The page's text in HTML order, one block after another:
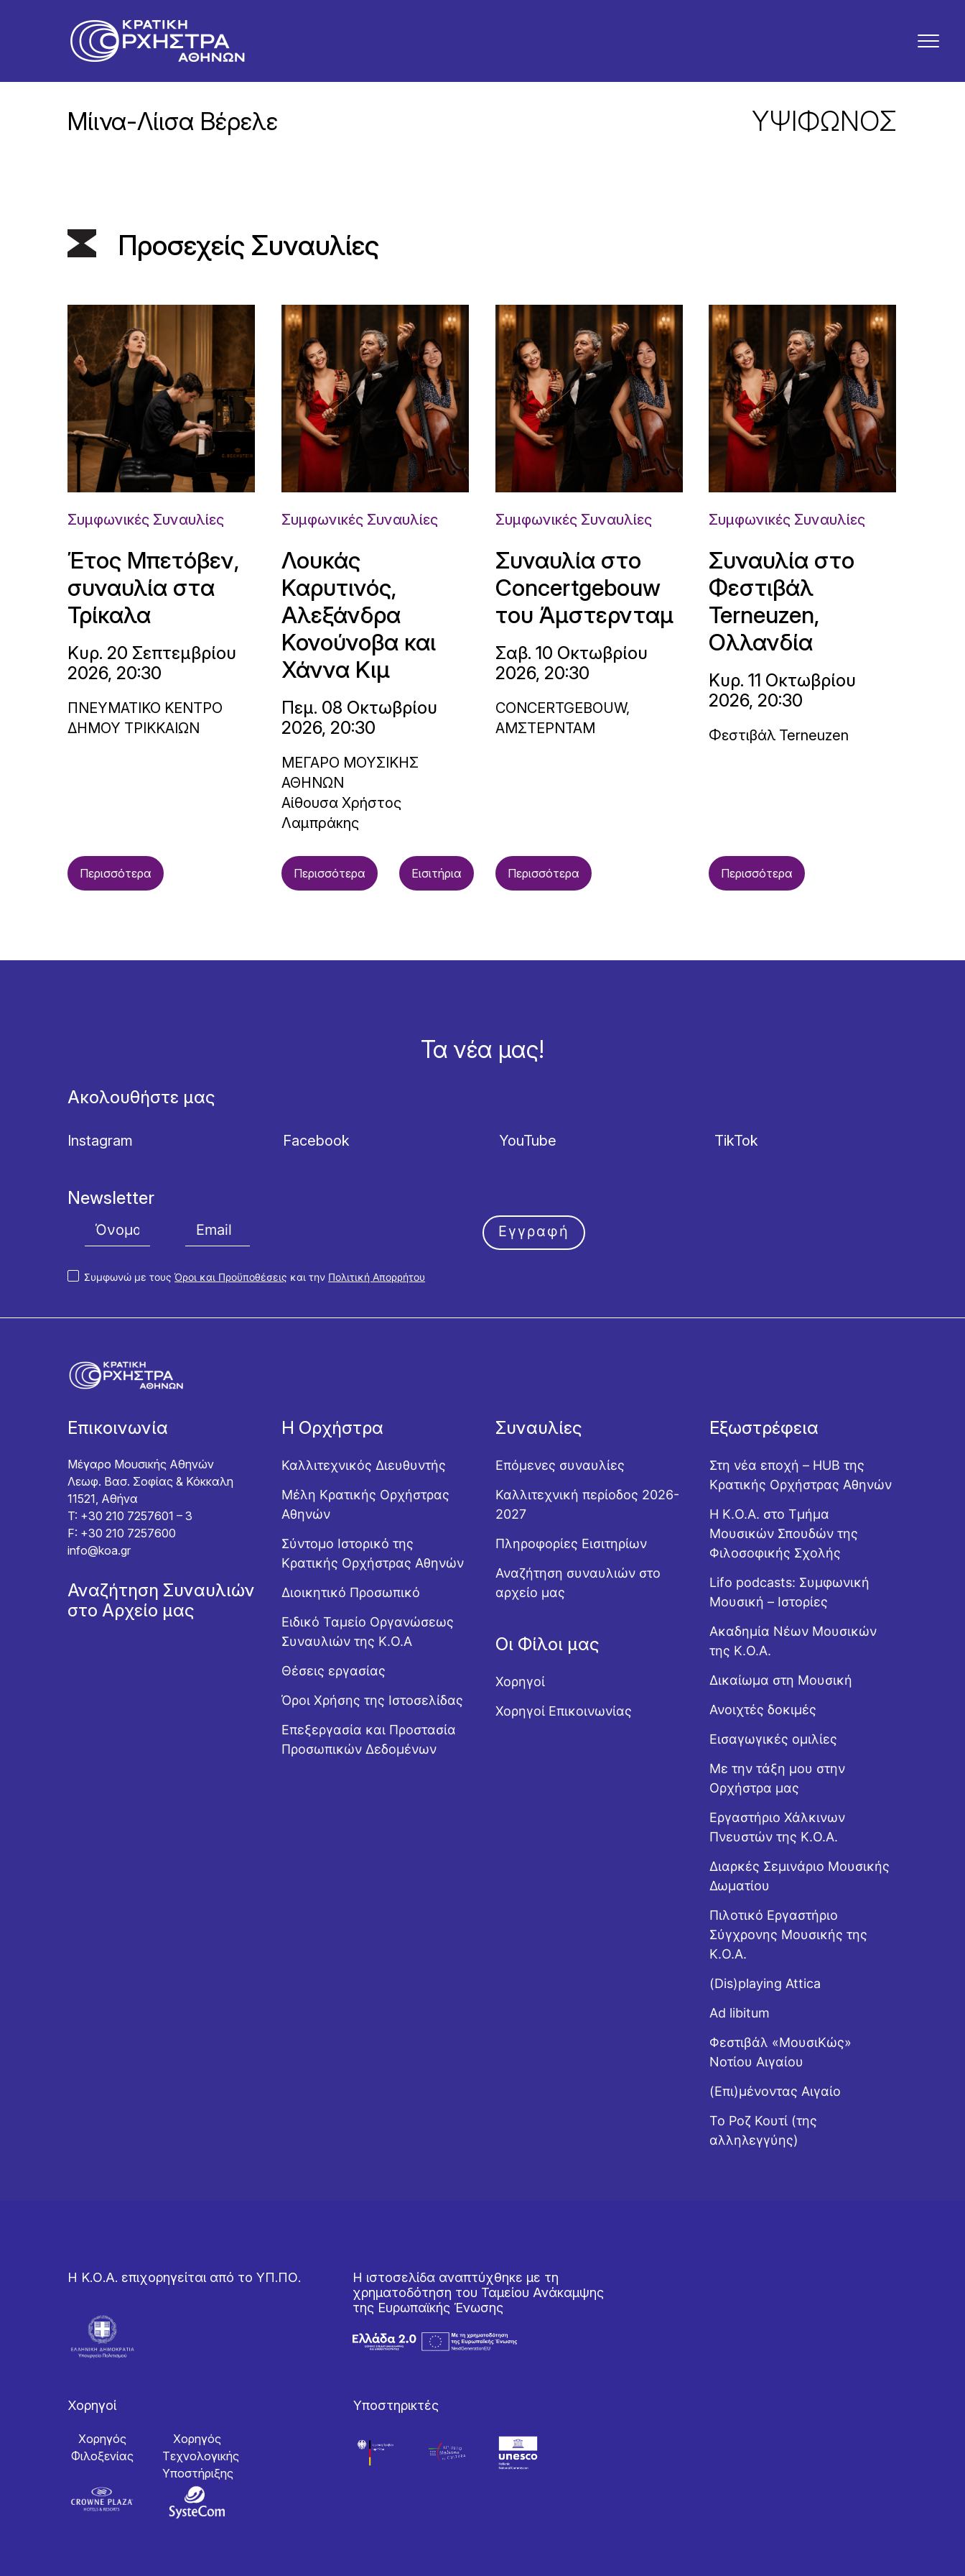
Μίινα-Λίισα Βέρελε ΥΨΙΦΩΝΟΣ
Προσεχείς Συναυλίες
Συμφωνικές Συναυλίες
Έτος Μπετόβεν,
συναυλία στα
Τρίκαλα
Κυρ. 20 Σεπτεμβρίου
2026, 20:30
ΠΝΕΥΜΑΤΙΚΟ ΚΕΝΤΡΟ
ΔΗΜΟΥ ΤΡΙΚΚΑΙΩΝ
Περισσότερα
Συμφωνικές Συναυλίες
Λουκάς
Καρυτινός,
Αλεξάνδρα
Κονούνοβα και
Χάννα Κιμ
Πεμ. 08 Οκτωβρίου
2026, 20:30
ΜΕΓΑΡΟ ΜΟΥΣΙΚΗΣ
ΑΘΗΝΩΝ
Αίθουσα Χρήστος
Λαμπράκης
Περισσότερα Εισιτήρια
Συμφωνικές Συναυλίες
Συναυλία στο
Concertgebouw
του Άμστερνταμ
Σαβ. 10 Οκτωβρίου
2026, 20:30
CONCERTGEBOUW,
ΑΜΣΤΕΡΝΤΑΜ
Περισσότερα
Συμφωνικές Συναυλίες
Συναυλία στο
Φεστιβάλ
Terneuzen,
Ολλανδία
Κυρ. 11 Οκτωβρίου
2026, 20:30
Φεστιβάλ Terneuzen
Περισσότερα
Τα νέα μας!
Ακολουθήστε μας
Instagram Facebook YouTube TikTok
Newsletter
Συμφωνώ με τουςΌροι και Προϋποθέσεις και την Πολιτική Απορρήτου
Εγγραφή
Επικοινωνία
Μέγαρο Μουσικής Αθηνών
Λεωφ. Βασ. Σοφίας & Κόκκαλη
11521, Αθήνα
T: +30 210 7257601 – 3
F: +30 210 7257600
info@koa.gr
Αναζήτηση Συναυλιών
στο Αρχείο μας
Η Ορχήστρα
Καλλιτεχνικός Διευθυντής
Μέλη Κρατικής Ορχήστρας
Αθηνών
Σύντομο Ιστορικό της
Κρατικής Ορχήστρας Αθηνών
Διοικητικό Προσωπικό
Ειδικό Ταμείο Οργανώσεως
Συναυλιών της Κ.Ο.Α
Θέσεις εργασίας
Όροι Χρήσης της Ιστοσελίδας
Επεξεργασία και Προστασία
Προσωπικών Δεδομένων
Συναυλίες
Επόμενες συναυλίες
Καλλιτεχνική περίοδος 2026-
2027
Πληροφορίες Εισιτηρίων
Αναζήτηση συναυλιών στο
αρχείο μας
Οι Φίλοι μας
Χορηγοί
Χορηγοί Επικοινωνίας
Εξωστρέφεια
Στη νέα εποχή – HUB της
Κρατικής Ορχήστρας Αθηνών
Η Κ.Ο.Α. στο Τμήμα
Μουσικών Σπουδών της
Φιλοσοφικής Σχολής
Lifo podcasts: Συμφωνική
Μουσική – Ιστορίες
Ακαδημία Νέων Μουσικών
της Κ.Ο.Α.
Δικαίωμα στη Μουσική
Ανοιχτές δοκιμές
Εισαγωγικές ομιλίες
Με την τάξη μου στην
Ορχήστρα μας
Εργαστήριo Χάλκινων
Πνευστών της Κ.Ο.Α.
Διαρκές Σεμινάριο Μουσικής
Δωματίου
Πιλοτικό Εργαστήριο
Σύγχρονης Μουσικής της
Κ.Ο.Α.
(Dis)playing Attica
Ad libitum
Φεστιβάλ «ΜουσιΚώς»
Νοτίου Αιγαίου
(Επι)μένοντας Αιγαίο
Το Ροζ Κουτί (της
αλληλεγγύης)
Η Κ.Ο.Α. επιχορηγείται από το ΥΠ.ΠΟ.
Η ιστοσελίδα αναπτύχθηκε με τη
χρηματοδότηση του Ταμείου Ανάκαμψης
της Ευρωπαϊκής Ένωσης
Χορηγοί
Χορηγός
Φιλοξενίας
Χορηγός
Tεχνολογικής
Yποστήριξης
Υποστηρικτές